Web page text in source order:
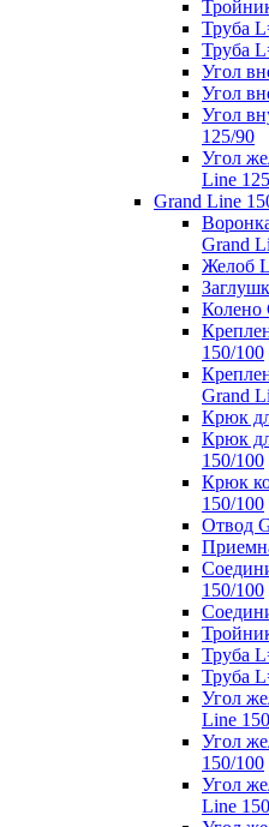
Труба
Труба
Угол
Угол
Угол
125/90
Угол
Line
Grand Line
Grand
Желоб
Колено
150/100
Grand
Крюк
Крюк
150/100
Крюк
150/100
Отвод
150/100
Труба
Труба
Угол
Line
Угол
150/100
Угол
Line